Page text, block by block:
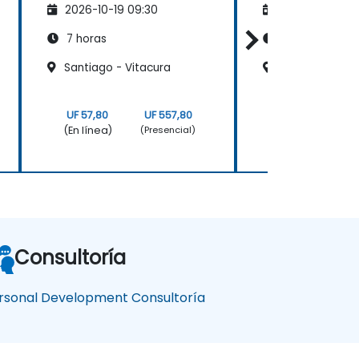
2026-10-19 09:30
7 horas
Santiago - Vitacura
UF 57,80
(En línea)
UF 557,80
(Presencial)
Consultoría
Development Consultoría